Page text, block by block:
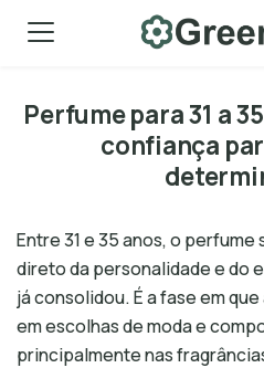
Perfume para 31 a
confiança
Entre 31 e 35 anos, o
direto da personalidade e do
já consolidou. É a fase em
em escolhas de moda e
principalmente nas